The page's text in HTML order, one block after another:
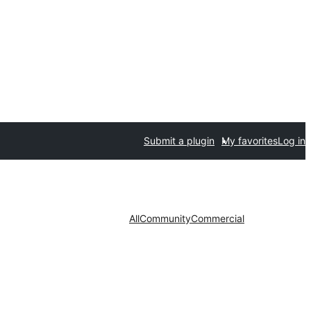
Submit a plugin My favoritesLog in
AllCommunityCommercial